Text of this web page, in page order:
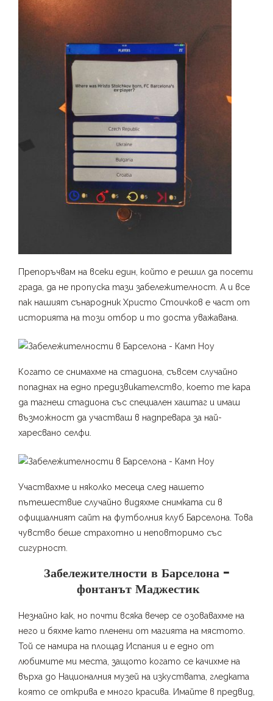
Препоръчвам на всеки един, който е решил да посети
града, да не пропуска тази забележителност. А и все
пак нашият сънародник Христо Стоичков е част от
историята на този отбор и то доста уважавана.
Когато се снимахме на стадиона, съвсем случайно
попаднах на едно предизвикателство, което те кара
да тагнеш стадиона със специален хаштаг и имаш
възможност да участваш в надпревара за най-
харесвано селфи.
Участвахме и няколко месеца след нашето
пътешествие случайно видяхме снимката си в
официалният сайт на футболния клуб Барселона. Това
чувство беше страхотно и неповторимо със
сигурност.
Забележителности в Барселона –
фонтанът Маджестик
Незнайно как, но почти всяка вечер се озовавахме на
него и бяхме като пленени от магията на мястото.
Той се намира на площад Испания и е едно от
любимите ми места, защото когато се качихме на
върха до Националния музей на изкуствата, гледката
която се открива е много красива. Имайте в предвид,